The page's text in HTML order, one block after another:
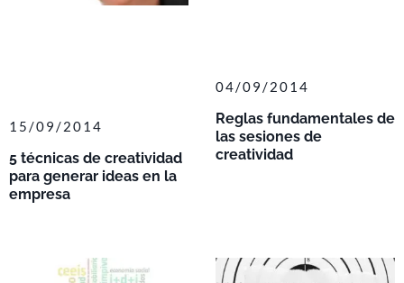
5 técnicas de creatividad
para generar ideas en la
empresa
15/09/2014
Reglas fundamentales de
las sesiones de
creatividad
04/09/2014